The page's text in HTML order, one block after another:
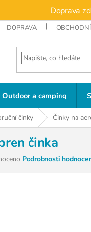
Doprava
DOPRAVA
Outdoor a camping
činky Činky na
činka
Podrobnosti